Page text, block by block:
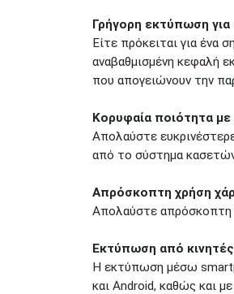
Γρήγορη εκτύπωση
Είτε πρόκειται για ένα
αναβαθμισμένη κεφαλή
που απογειώνουν την
Κορυφαία ποιότητα
Απολαύστε
από το σύστημα κασετών
Απρόσκοπτη χρήση
Απολαύστε απρόσκοπτη
Εκτύπωση από
Η εκτύπωση μέσω
και Android, καθώς και